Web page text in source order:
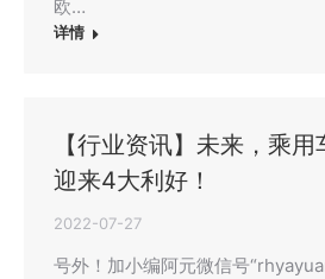
欧…
详情
【行业资讯】未来，乘
迎来4大利好！
2022-07-27
号外！加小编阿元微信号